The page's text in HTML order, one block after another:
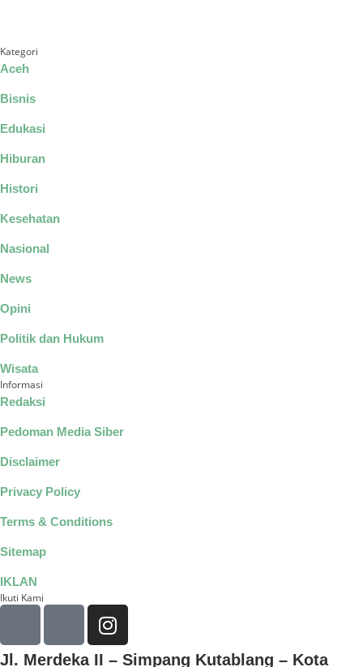
Kategori
Aceh
Bisnis
Edukasi
Hiburan
Histori
Kesehatan
Nasional
News
Opini
Politik dan Hukum
Wisata
Informasi
Redaksi
Pedoman Media Siber
Disclaimer
Privacy Policy
Terms & Conditions
Sitemap
IKLAN
Ikuti Kami
Jl. Merdeka II – Simpang Kutablang – Kota